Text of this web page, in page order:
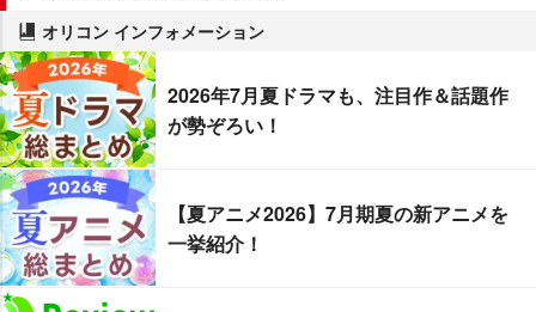
オリコン インフォメーション
2026年7月夏ドラマも、注目作＆話題作
が勢ぞろい！
【夏アニメ2026】7月期夏の新アニメを
一挙紹介！